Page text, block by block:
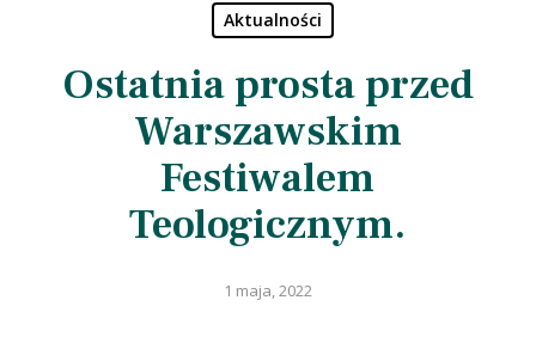
Aktualności
Ostatnia prosta przed
Warszawskim
Festiwalem
Teologicznym.
1 maja, 2022